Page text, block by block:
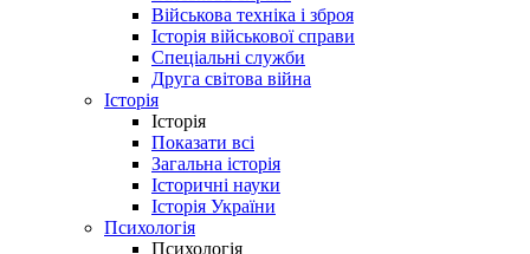
Військова техніка і зброя
Історія військової справи
Спеціальні служби
Друга світова війна
Історія
Історія
Показати всі
Загальна історія
Історичні науки
Історія України
Психологія
Психологія